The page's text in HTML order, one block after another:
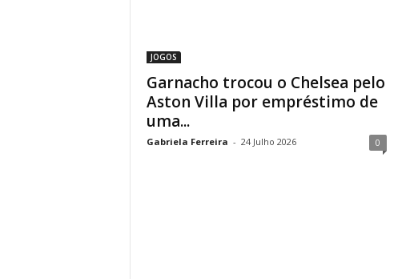
JOGOS
Garnacho trocou o Chelsea pelo
Aston Villa por empréstimo de
uma...
Gabriela Ferreira - 24 Julho 2026 0